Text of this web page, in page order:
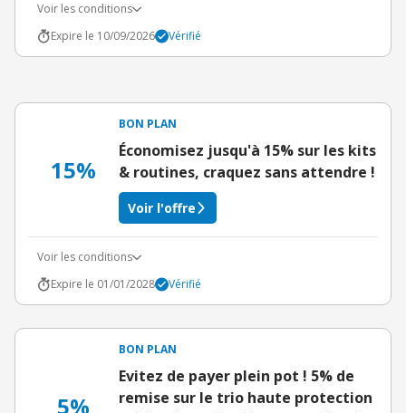
Voir les conditions
Expire le 10/09/2026
Vérifié
15%
BON PLAN
Économisez jusqu'à 15% sur les kits
& routines, craquez sans attendre !
Voir l'offre
Voir les conditions
Expire le 01/01/2028
Vérifié
5%
BON PLAN
Evitez de payer plein pot ! 5% de
remise sur le trio haute protection